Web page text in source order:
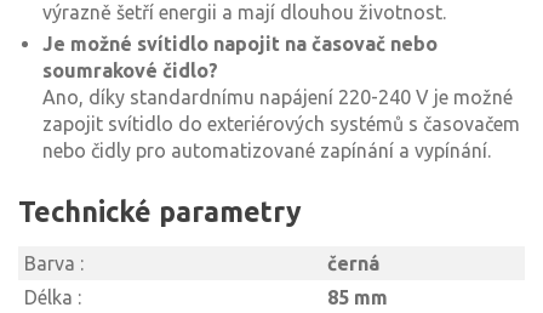
výrazně šetří energii a mají dlouhou životnost.
Je možné svítidlo napojit na časovač nebo
soumrakové čidlo?
Ano, díky standardnímu napájení 220-240 V je možné
zapojit svítidlo do exteriérových systémů s časovačem
nebo čidly pro automatizované zapínání a vypínání.
Technické parametry
Barva :
černá
Délka :
85 mm